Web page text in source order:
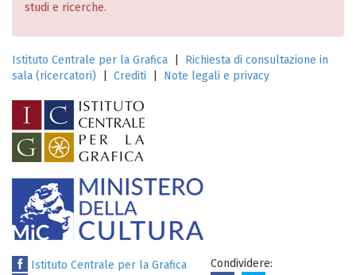
studi e ricerche.
Istituto Centrale per la Grafica
Richiesta di consultazione in
sala (ricercatori)
Crediti Note legali e privacy
Istituto Centrale per la Grafica
Condividere: